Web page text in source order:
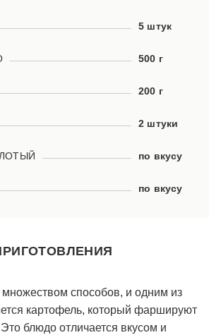
5 штук
500 г
200 г
2 штуки
по вкусу
по вкусу
множеством способов, и одним из
картофель, который фаршируют
блюдо отличается вкусом и